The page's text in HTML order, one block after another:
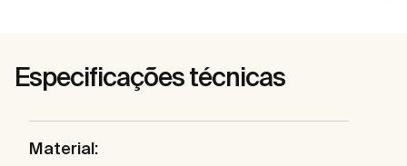
Especificações técnicas
Material: